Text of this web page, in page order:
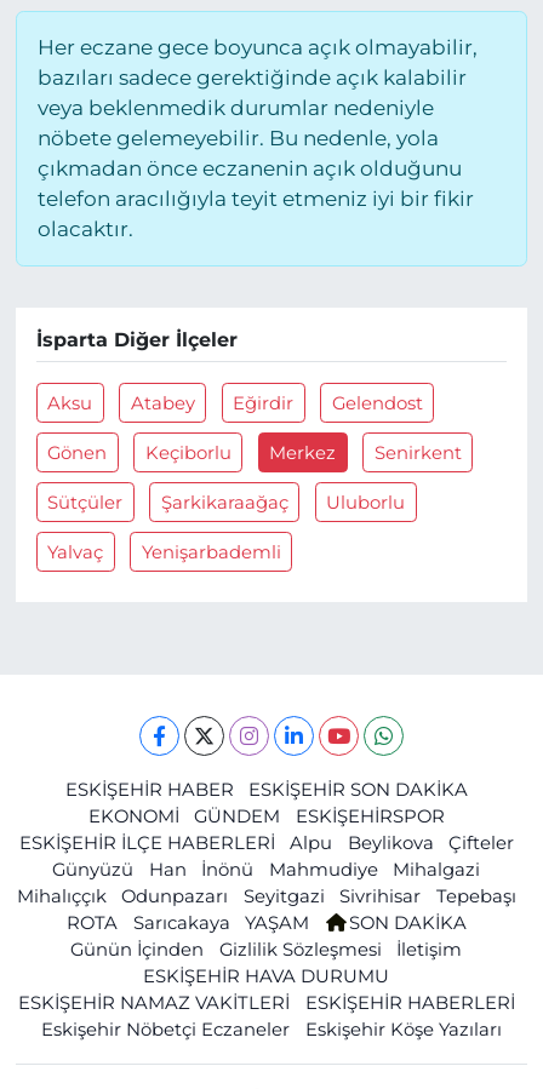
Her eczane gece boyunca açık olmayabilir,
bazıları sadece gerektiğinde açık kalabilir
veya beklenmedik durumlar nedeniyle
nöbete gelemeyebilir. Bu nedenle, yola
çıkmadan önce eczanenin açık olduğunu
telefon aracılığıyla teyit etmeniz iyi bir fikir
olacaktır.
İsparta Diğer İlçeler
Aksu Atabey Eğirdir Gelendost
Gönen Keçiborlu Merkez Senirkent
Sütçüler Şarkikaraağaç Uluborlu
Yalvaç Yenişarbademli
ESKİŞEHİR HABER
ESKİŞEHİR SON DAKİKA
EKONOMİ
GÜNDEM
ESKİŞEHİRSPOR
ESKİŞEHİR İLÇE HABERLERİ
Alpu Beylikova
Çifteler
Günyüzü
Han İnönü Mahmudiye
Mihalgazi
Mihalıççık
Odunpazarı Seyitgazi Sivrihisar
Tepebaşı
ROTA
Sarıcakaya YAŞAM
SON DAKİKA
Günün İçinden
Gizlilik Sözleşmesi
İletişim
ESKİŞEHİR HAVA DURUMU
ESKİŞEHİR NAMAZ VAKİTLERİ
ESKİŞEHİR HABERLERİ
Eskişehir Nöbetçi Eczaneler
Eskişehir Köşe Yazıları